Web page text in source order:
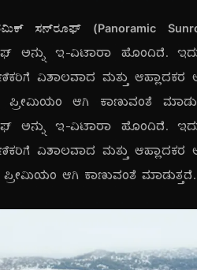
ಸನ್‌ರೂಫ್ (Panoramic
ಅನ್ನು ಇ-ವಿಟಾರಾ ಹೊಂದಿದೆ.
ವಿಶಾಲವಾದ ಮತ್ತು ಆಹ್ಲಾದಕರ
ಪ್ರೀಮಿಯಂ ಆಗಿ ಕಾಣುವಂತೆ
ಅನ್ನು ಇ-ವಿಟಾರಾ ಹೊಂದಿದೆ.
ವಿಶಾಲವಾದ ಮತ್ತು ಆಹ್ಲಾದಕರ
ಪ್ರೀಮಿಯಂ ಆಗಿ ಕಾಣುವಂತೆ ಮಾಡುತ್ತದೆ.